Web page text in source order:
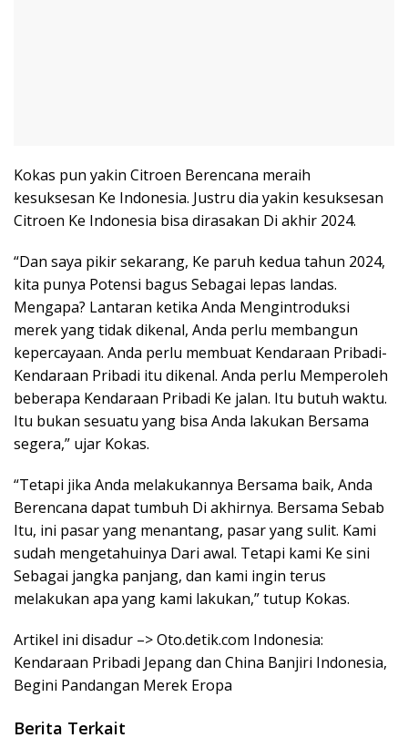
Kokas pun yakin Citroen Berencana meraih
kesuksesan Ke Indonesia. Justru dia yakin kesuksesan
Citroen Ke Indonesia bisa dirasakan Di akhir 2024.
“Dan saya pikir sekarang, Ke paruh kedua tahun 2024,
kita punya Potensi bagus Sebagai lepas landas.
Mengapa? Lantaran ketika Anda Mengintroduksi
merek yang tidak dikenal, Anda perlu membangun
kepercayaan. Anda perlu membuat Kendaraan Pribadi-
Kendaraan Pribadi itu dikenal. Anda perlu Memperoleh
beberapa Kendaraan Pribadi Ke jalan. Itu butuh waktu.
Itu bukan sesuatu yang bisa Anda lakukan Bersama
segera,” ujar Kokas.
“Tetapi jika Anda melakukannya Bersama baik, Anda
Berencana dapat tumbuh Di akhirnya. Bersama Sebab
Itu, ini pasar yang menantang, pasar yang sulit. Kami
sudah mengetahuinya Dari awal. Tetapi kami Ke sini
Sebagai jangka panjang, dan kami ingin terus
melakukan apa yang kami lakukan,” tutup Kokas.
Artikel ini disadur –> Oto.detik.com Indonesia:
Kendaraan Pribadi Jepang dan China Banjiri Indonesia,
Begini Pandangan Merek Eropa
Berita Terkait